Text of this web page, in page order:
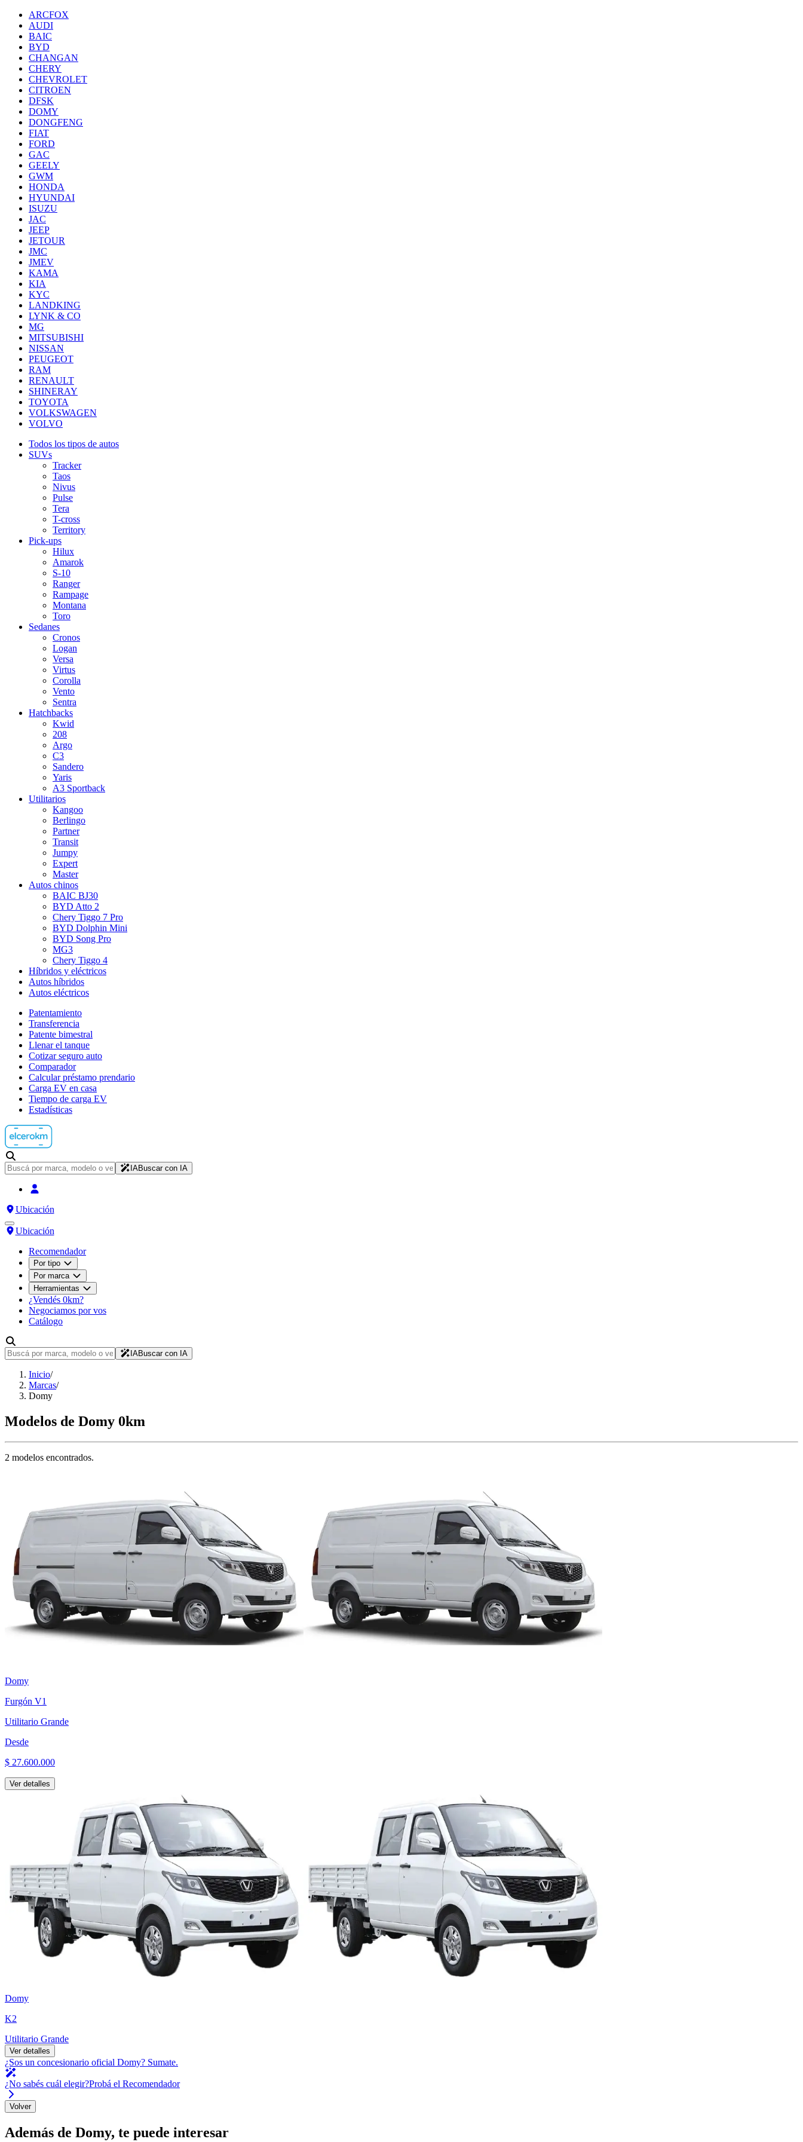
ARCFOX
AUDI
BAIC
BYD
CHANGAN
CHERY
CHEVROLET
CITROEN
DFSK
DOMY
DONGFENG
FIAT
FORD
GAC
GEELY
GWM
HONDA
HYUNDAI
ISUZU
JAC
JEEP
JETOUR
JMC
JMEV
KAMA
KIA
KYC
LANDKING
LYNK & CO
MG
MITSUBISHI
NISSAN
PEUGEOT
RAM
RENAULT
SHINERAY
TOYOTA
VOLKSWAGEN
VOLVO
Todos los tipos de autos
SUVs
Tracker
Taos
Nivus
Pulse
Tera
T-cross
Territory
Pick-ups
Hilux
Amarok
S-10
Ranger
Rampage
Montana
Toro
Sedanes
Cronos
Logan
Versa
Virtus
Corolla
Vento
Sentra
Hatchbacks
Kwid
208
Argo
C3
Sandero
Yaris
A3 Sportback
Utilitarios
Kangoo
Berlingo
Partner
Transit
Jumpy
Expert
Master
Autos chinos
BAIC BJ30
BYD Atto 2
Chery Tiggo 7 Pro
BYD Dolphin Mini
BYD Song Pro
MG3
Chery Tiggo 4
Híbridos y eléctricos
Autos híbridos
Autos eléctricos
Patentamiento
Transferencia
Patente bimestral
Llenar el tanque
Cotizar seguro auto
Comparador
Calcular préstamo prendario
Carga EV en casa
Tiempo de carga EV
Estadísticas
IABuscar con IA
Ubicación
Ubicación
Recomendador
Por tipo
Por marca
Herramientas
¿Vendés 0km?
Negociamos por vos
Catálogo
IABuscar con IA
Inicio/
Marcas/
Domy
Modelos de Domy 0km
2 modelos encontrados.
Domy
Furgón V1
Utilitario Grande
Desde
$ 27.600.000
Ver detalles
Domy
K2
Utilitario Grande
Ver detalles
¿Sos un concesionario oficial Domy? Sumate.
¿No sabés cuál elegir?Probá el Recomendador
Volver
Además de Domy, te puede interesar